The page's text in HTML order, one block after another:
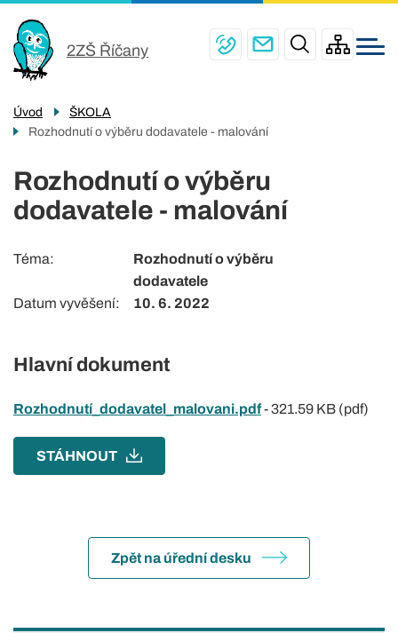
hlavnímu
obsahu
navigace
ŠKOLA
PRO ŽÁKY
PRO RODIČE
ŠKOLNÍ DRUŽINA
KONTAKTY
2ZŠ Říčany
Úvod
ŠKOLA
Rozhodnutí o výběru dodavatele - malování
Rozhodnutí o výběru
dodavatele - malování
Téma
Rozhodnutí o výběru
dodavatele
Datum vyvěšení
10. 6. 2022
Hlavní dokument
Rozhodnutí_dodavatel_malovani.pdf-321.59 KB (pdf)
STÁHNOUT
Zpět na úřední desku